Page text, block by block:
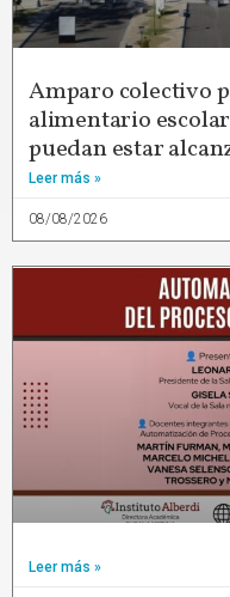
Amparo colectivo
alimentario
puedan estar
Leer más »
08/08/2026
Leer más »